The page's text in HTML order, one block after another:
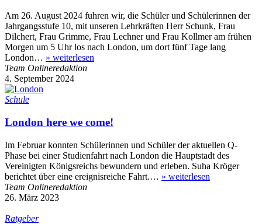
Am 26. August 2024 fuhren wir, die Schüler und Schülerinnen der
Jahrgangsstufe 10, mit unseren Lehrkräften Herr Schunk, Frau
Dilchert, Frau Grimme, Frau Lechner und Frau Kollmer am frühen
Morgen um 5 Uhr los nach London, um dort fünf Tage lang
London… » weiterlesen
Team Onlineredaktion
4. September 2024
Schule
London here we come!
Im Februar konnten Schülerinnen und Schüler der aktuellen Q-
Phase bei einer Studienfahrt nach London die Hauptstadt des
Vereinigten Königsreichs bewundern und erleben. Suha Kröger
berichtet über eine ereignisreiche Fahrt.… » weiterlesen
Team Onlineredaktion
26. März 2023
Ratgeber